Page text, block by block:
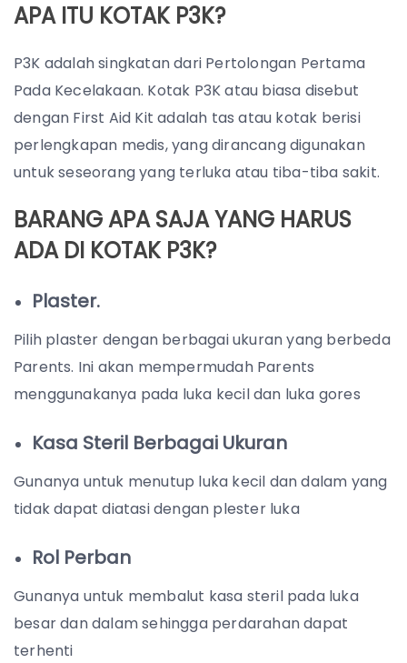
APA ITU KOTAK P3K?
P3K adalah singkatan dari Pertolongan Pertama
Pada Kecelakaan. Kotak P3K atau biasa disebut
dengan First Aid Kit adalah tas atau kotak berisi
perlengkapan medis, yang dirancang digunakan
untuk seseorang yang terluka atau tiba-tiba sakit.
BARANG APA SAJA YANG HARUS
ADA DI KOTAK P3K?
Plaster.
Pilih plaster dengan berbagai ukuran yang berbeda
Parents. Ini akan mempermudah Parents
menggunakanya pada luka kecil dan luka gores
Kasa Steril Berbagai Ukuran
Gunanya untuk menutup luka kecil dan dalam yang
tidak dapat diatasi dengan plester luka
Rol Perban
Gunanya untuk membalut kasa steril pada luka
besar dan dalam sehingga perdarahan dapat
terhenti